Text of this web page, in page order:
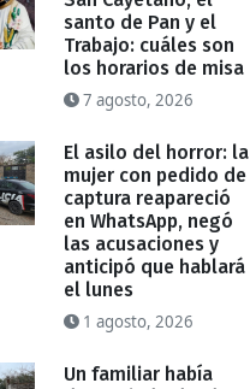
santo de Pan y el
Trabajo: cuáles son
los horarios de misa
7 agosto, 2026
El asilo del horror: la
mujer con pedido de
captura reapareció
en WhatsApp, negó
las acusaciones y
anticipó que hablará
el lunes
1 agosto, 2026
Un familiar había